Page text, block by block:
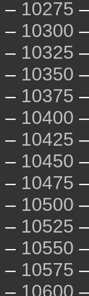
– 10275
– 10300
– 10325
– 10350
– 10375
– 10400
– 10425
– 10450
– 10475
– 10500
– 10525
– 10550
– 10575
– 10600